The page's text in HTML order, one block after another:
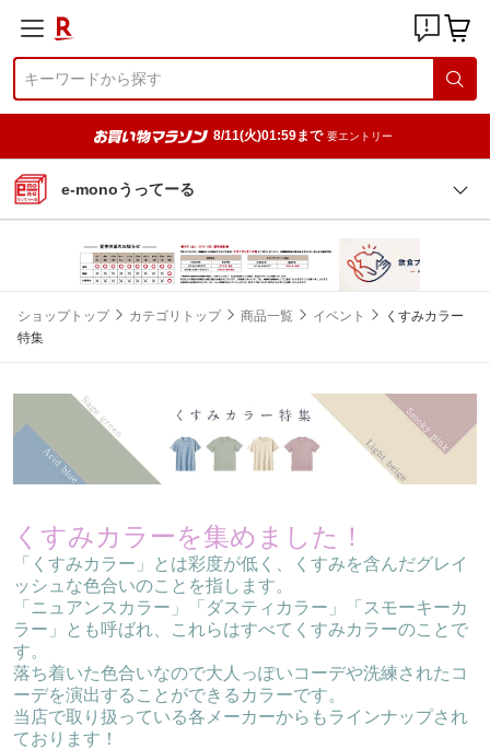
8/11(火)01:59まで 要エントリー
e-monoうってーる
ショップトップ カテゴリトップ 商品一覧 イベント
くすみカラー
特集
くすみカラーを集めました！
「くすみカラー」とは彩度が低く、くすみを含んだグレイ
ッシュな色合いのことを指します。
「ニュアンスカラー」「ダスティカラー」「スモーキーカ
ラー」とも呼ばれ、これらはすべてくすみカラーのことで
す。
落ち着いた色合いなので大人っぽいコーデや洗練されたコ
ーデを演出することができるカラーです。
当店で取り扱っている各メーカーからもラインナップされ
ております！